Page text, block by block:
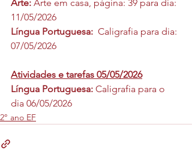
Arte: Arte em casa, página: 39 para dia:
11/05/2026
Língua Portuguesa: Caligrafia para dia:
07/05/2026
Atividades e tarefas 05/05/2026
Língua Portuguesa: Caligrafia para o
dia 06/05/2026
2° ano EF